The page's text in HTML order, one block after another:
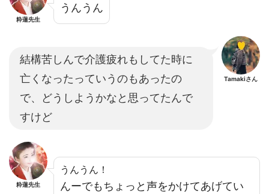
粋蓮先生
うんうん
結構苦しんで介護疲れもしてた時に
亡くなったっていうのもあったの
で、どうしようかなと思ってたんで
すけど
Tamakiさん
粋蓮先生
うんうん！
んーでもちょっと声をかけてあげてい